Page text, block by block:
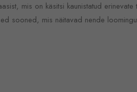
mis on käsitsi kaunistatud
sooned, mis näitavad nende